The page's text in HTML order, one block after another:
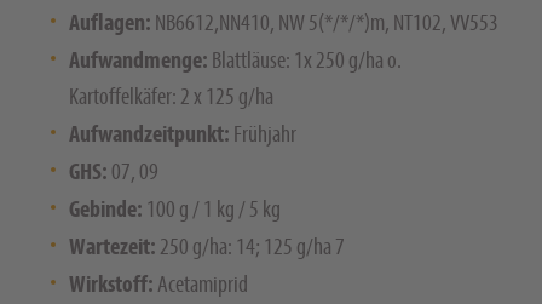
Auflagen: NB6612,NN410, NW 5(*/*/*)m, NT102, VV553
Aufwandmenge: Blattläuse: 1x 250 g/ha o.
Kartoffelkäfer: 2 x 125 g/ha
Aufwandzeitpunkt: Frühjahr
GHS: 07, 09
Gebinde: 100 g / 1 kg / 5 kg
Wartezeit: 250 g/ha: 14; 125 g/ha 7
Wirkstoff: Acetamiprid